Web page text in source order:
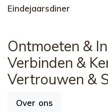
Eindejaarsdiner
Ontmoeten &
Verbinden &
Vertrouwen &
Over ons